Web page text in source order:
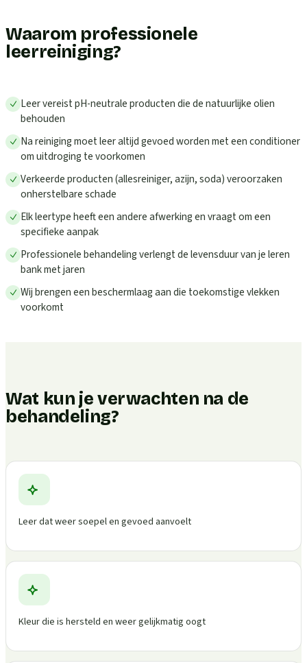
Waarom professionele
leerreiniging?
Leer vereist pH-neutrale producten die de natuurlijke olien
behouden
Na reiniging moet leer altijd gevoed worden met een conditioner
om uitdroging te voorkomen
Verkeerde producten (allesreiniger, azijn, soda) veroorzaken
onherstelbare schade
Elk leertype heeft een andere afwerking en vraagt om een
specifieke aanpak
Professionele behandeling verlengt de levensduur van je leren
bank met jaren
Wij brengen een beschermlaag aan die toekomstige vlekken
voorkomt
Wat kun je verwachten na de
behandeling?
Leer dat weer soepel en gevoed aanvoelt
Kleur die is hersteld en weer gelijkmatig oogt